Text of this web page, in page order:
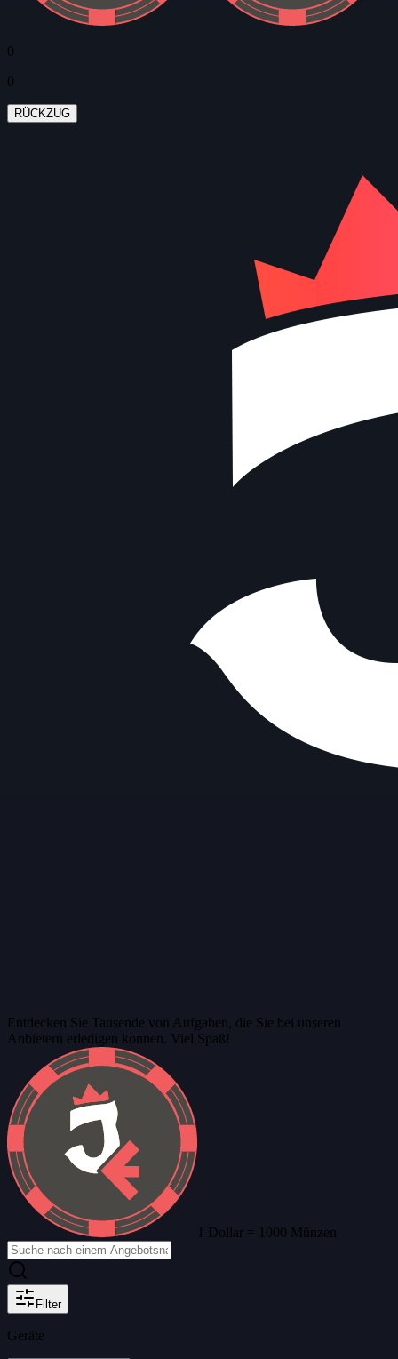
0
0
RÜCKZUG
Entdecken Sie Tausende von Aufgaben, die Sie bei unseren
Anbietern erledigen können. Viel Spaß!
1 Dollar = 1000 Münzen
Filter
Geräte